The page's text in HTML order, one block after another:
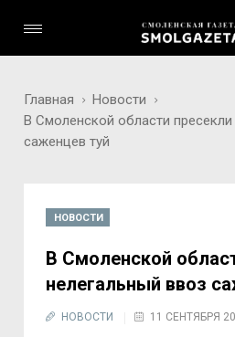
Главная
Новости
В Смоленской области
саженцев туй
НОВОСТИ
В Смоленской
нелегальный ввоз
НОВОСТИ 11 СЕНТЯБРЯ